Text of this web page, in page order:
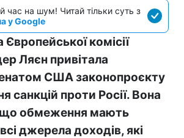
час на шум! Читай тільки суть з
у Google
комісії
Ляєн привітала
США законопроєкту
санкцій проти Росії. Вона
що обмеження мають
джерела доходів, які